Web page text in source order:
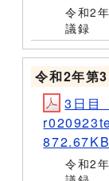
令和2
議録
令和2年第
3日目
令和2